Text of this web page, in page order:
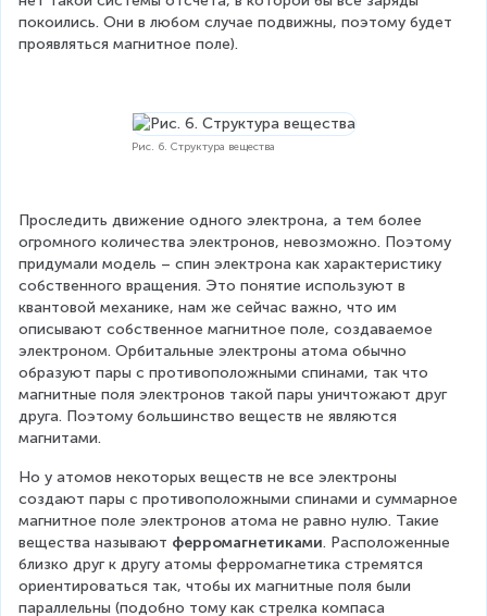
покоились. Они в любом случае подвижны, поэтому будет
проявляться магнитное поле).
Рис. 6. Структура вещества
Проследить движение одного электрона, а тем более
огромного количества электронов, невозможно. Поэтому
придумали модель – спин электрона как характеристику
собственного вращения. Это понятие используют в
квантовой механике, нам же сейчас важно, что им
описывают собственное магнитное поле, создаваемое
электроном. Орбитальные электроны атома обычно
образуют пары с противоположными спинами, так что
магнитные поля электронов такой пары уничтожают друг
друга. Поэтому большинство веществ не являются
магнитами.
Но у атомов некоторых веществ не все электроны
создают пары с противоположными спинами и суммарное
магнитное поле электронов атома не равно нулю. Такие
вещества называют ферромагнетиками. Расположенные
близко друг к другу атомы ферромагнетика стремятся
ориентироваться так, чтобы их магнитные поля были
параллельны (подобно тому как стрелка компаса